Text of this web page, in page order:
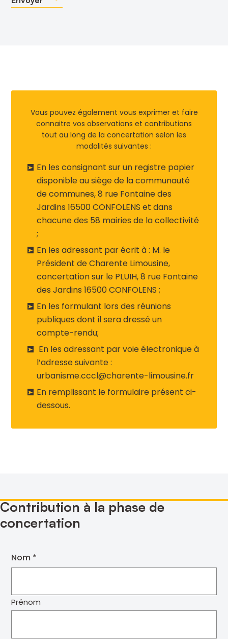
Vous pouvez également vous exprimer et faire
connaitre vos observations et contributions
tout au long de la concertation selon les
modalités suivantes :
En les consignant sur un registre papier
disponible au siège de la communauté
de communes, 8 rue Fontaine des
Jardins 16500 CONFOLENS et dans
chacune des 58 mairies de la collectivité
;
En les adressant par écrit à : M. le
Président de Charente Limousine,
concertation sur le PLUIH, 8 rue Fontaine
des Jardins 16500 CONFOLENS ;
En les formulant lors des réunions
publiques dont il sera dressé un
compte-rendu;
En les adressant par voie électronique à
l’adresse suivante :
urbanisme.cccl@charente-limousine.fr
En remplissant le formulaire présent ci-
dessous.
Contribution à la phase de
concertation
Nom
Prénom